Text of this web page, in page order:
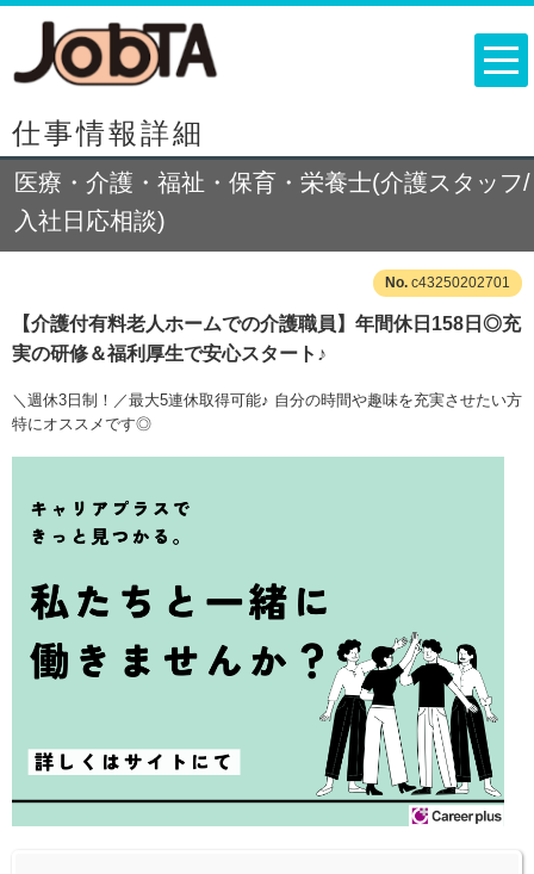
仕事情報詳細
医療・介護・福祉・保育・栄養士(介護スタッフ/
入社日応相談)
c43250202701
【介護付有料老人ホームでの介護職員】年間休日158日◎充
実の研修＆福利厚生で安心スタート♪
＼週休3日制！／最大5連休取得可能♪ 自分の時間や趣味を充実させたい方
特にオススメです◎